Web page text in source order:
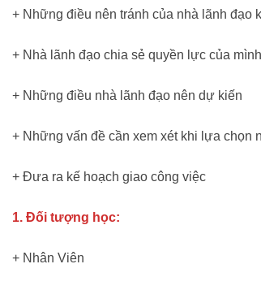
+ Những điều nên tránh của nhà lãnh đạo
+ Nhà lãnh đạo chia sẻ quyền lực của mình
+ Những điều nhà lãnh đạo nên dự kiến
+ Những vấn đề cần xem xét khi lựa chọn
+ Đưa ra kế hoạch giao công việc
1. Đối tượng học:
+ Nhân Viên